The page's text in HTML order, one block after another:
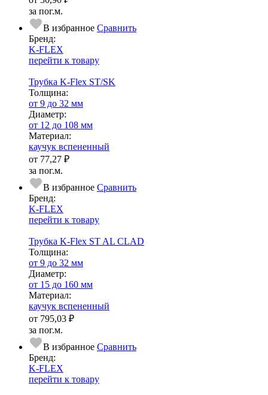
за пог.м.
В избранное Сравнить
Бренд:
K-FLEX
перейти к товару
Трубка K-Flex ST/SK
Тол­щи­на:
от 9 до 32 мм
Диаметр:
от 12 до 108 мм
Ма­­те­­ри­­ал:
каучук вспененный
от 77,27 ₽
за пог.м.
В избранное Сравнить
Бренд:
K-FLEX
перейти к товару
Трубка K-Flex ST AL CLAD
Тол­щи­на:
от 9 до 32 мм
Диаметр:
от 15 до 160 мм
Ма­­те­­ри­­ал:
каучук вспененный
от 795,03 ₽
за пог.м.
В избранное Сравнить
Бренд:
K-FLEX
перейти к товару